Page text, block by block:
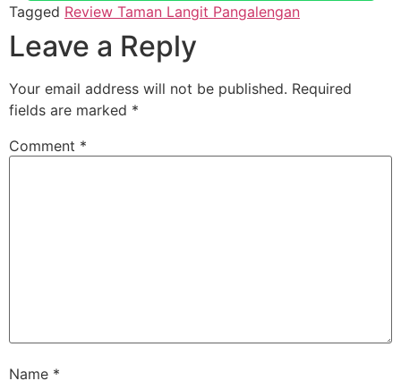
Tagged Review Taman Langit Pangalengan
Leave a Reply
Your email address will not be published. Required
fields are marked *
Comment *
Name *